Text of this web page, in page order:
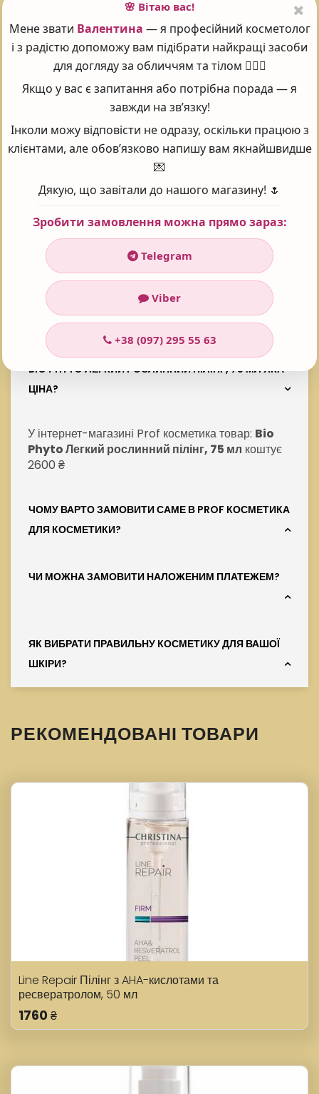
Chlorphenesin, Menthol, Citric Acid, Potassium Sorbate,
Capsicum Frutescens Fruit Extract, Cinnamomum
Zeylanicum Bark Extract, Chlorophyllin-cu Complex,
Limonene, Linalool.
Поставте оцінку 😍
Рейтинг:5
Проголосувало:101
Часті запитання - FAQ
BIO PHYTO ЛЕГКИЙ РОСЛИННИЙ ПІЛІНГ, 75 МЛ ЯКА
ЦІНА?
У інтернет-магазині Prof косметика товар: Bio
Phyto Легкий рослинний пілінг, 75 мл коштує
2600 ₴
ЧОМУ ВАРТО ЗАМОВИТИ САМЕ В PROF КОСМЕТИКА
ДЛЯ КОСМЕТИКИ?
ЧИ МОЖНА ЗАМОВИТИ НАЛОЖЕНИМ ПЛАТЕЖЕМ?
ЯК ВИБРАТИ ПРАВИЛЬНУ КОСМЕТИКУ ДЛЯ ВАШОЇ
ШКІРИ?
РЕКОМЕНДОВАНІ ТОВАРИ
Line Repair Пілінг з AHA-кислотами та
ресвератролом, 50 мл
1760 ₴
🌸 Вітаю вас!
Мене звати Валентина — я професійний косметолог
і з радістю допоможу вам підібрати найкращі засоби
для догляду за обличчям та тілом 💆‍♀️✨
Якщо у вас є запитання або потрібна порада — я
завжди на зв’язку!
Інколи можу відповісти не одразу, оскільки працюю з
клієнтами, але обов’язково напишу вам якнайшвидше
💌
Дякую, що завітали до нашого магазину! 🌷
Зробити замовлення можна прямо зараз:
Telegram
Viber
+38 (097) 295 55 63